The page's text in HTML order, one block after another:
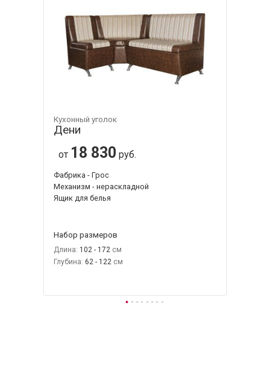
Кухонный уголок
Дени
от 18 830 руб.
Фабрика - Грос
Механизм - нераскладной
Ящик для белья
Набор размеров
Длина: 102 - 172
Глубина: 62 - 122